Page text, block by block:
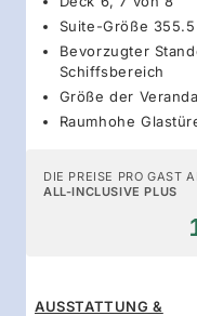
Suite-Größe
Bevorzugter
Schiffsbereich
Größe der
Raumhohe
DIE PREISE PRO GAST
ALL-INCLUSIVE PLUS
AUSSTATTUNG &